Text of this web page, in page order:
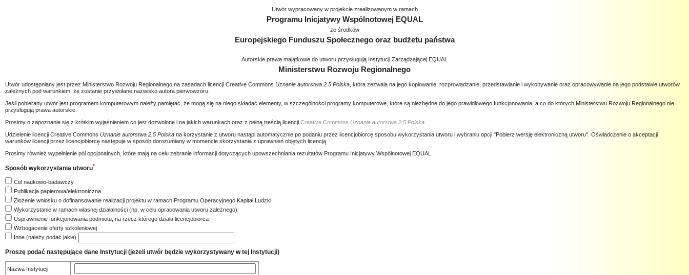
Utwór wypracowany w projekcie zrealizowanym w ramach
Programu Inicjatywy Wspólnotowej EQUAL
ze środków
Europejskiego Funduszu Społecznego oraz budżetu państwa
Autorskie prawa majątkowe do utworu przysługują Instytucji Zarządzającej EQUAL
Ministerstwu Rozwoju Regionalnego
Utwór udostępniany jest przez Ministerstwo Rozwoju Regionalnego na zasadach licencji Creative Commons Uznanie autorstwa 2.5 Polska , która zezwala na jego kopiowanie, rozprowadzanie, przedstawianie i wykonywanie oraz opracowywanie na jego podstawie utworów
zależnych pod warunkiem, że zostanie przywołane nazwisko autora pierwowzoru.
Jeśli pobierany utwór jest programem komputerowym należy pamiętać, że mogą się na niego składać elementy, w szczególności programy komputerowe, które są niezbędne do jego prawidłowego funkcjonowania, a co do których Ministerstwu Rozwoju Regionalnego nie
przysługują prawa autorskie.
Prosimy o zapoznanie się z krótkim wyjaśnieniem co jest dozwolone i na jakich warunkach oraz z pełną treścią licencji Creative Commons Uznanie autorstwa 2.5 Polska
Udzielenie licencji Creative Commons Uznanie autorstwa 2.5 Polska na korzystanie z utworu nastąpi automatycznie po podaniu przez licencjobiorcę sposobu wykorzystania utworu i wybraniu opcji "Pobierz wersję elektroniczną utworu". Oświadczenie o akceptacji
warunków licencji przez licencjobiorcę następuje w sposób dorozumiany w momencie skorzystania z uprawnień objętych licencją.
Prosimy również wypełnienie pól opcjonalnych, które mają na celu zebranie informacji dotyczących upowszechniania rezultatów Programu Inicjatywy Wspólnotowej EQUAL.
Sposób wykorzystania utworu*
Cel naukowo-badawczy
Publikacja papierowa/elektroniczna
Złożenie wniosku o dofinansowanie realizacji projektu w ramach Programu Operacyjnego Kapitał Ludzki
Wykorzystanie w ramach własnej działalności (np. w celu opracowania utworu zależnego)
Usprawnienie funkcjonowania podmiotu, na rzecz którego działa licencjobiorca
Wzbogacenie oferty szkoleniowej
Inne (należy podać jakie)
Proszę podać następujące dane Instytucji (jeżeli utwór będzie wykorzystywany w tej Instytucji)
Nazwa Instytucji